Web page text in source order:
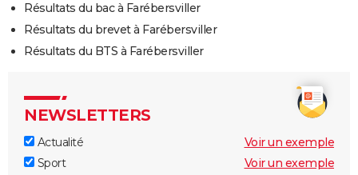
Résultats du bac à Farébersviller
Résultats du brevet à Farébersviller
Résultats du BTS à Farébersviller
NEWSLETTERS
Actualité
Voir un exemple
Sport
Voir un exemple